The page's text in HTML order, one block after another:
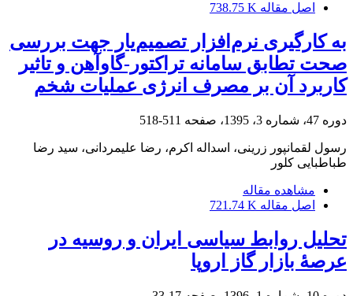
اصل مقاله 738.75 K
به کارگیری نرم‌افزار تصمیم‌یار جهت بررسی
صحت تطابق سامانه تراکتور-گاوآهن و تاثیر
کاربرد آن بر مصرف انرژی عملیات شخم
دوره 47، شماره 3، 1395، صفحه 511-518
رسول لقمانپور زرینی، اسداله اکرم، رضا علیمردانی، سید رضا
طباطبایی کلور
مشاهده مقاله
اصل مقاله 721.74 K
تحلیل روابط سیاسی ایران و روسیه در
عرصۀ بازار گاز اروپا